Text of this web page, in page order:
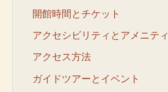
開館時間とチケット
アクセシビリティとアメニティ
アクセス方法
ガイドツアーとイベント